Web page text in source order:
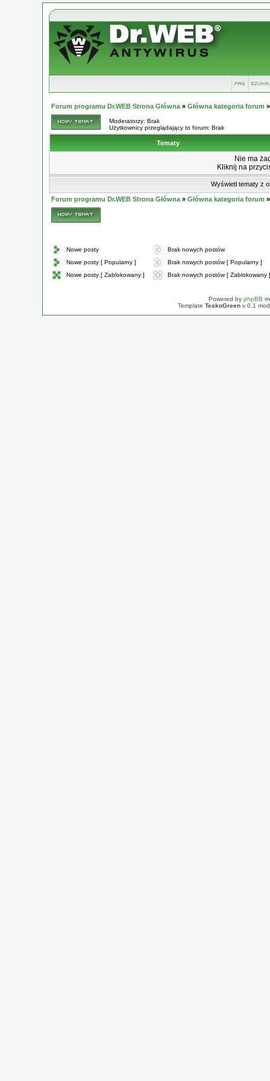
Forum programu Dr.WEB Strona Główna » Główna kategoria forum
Moderatorzy: Brak
Użytkownicy przeglądający to forum: Brak
Tematy
Nie ma
Kliknij na
Wyświetl tematy z
Forum programu Dr.WEB Strona Główna » Główna kategoria forum
Nowe posty
Brak nowych postów
Nowe posty [ Popularny ]
Brak nowych postów [ Popularny ]
Nowe posty [ Zablokowany ]
Brak nowych postów [ Zablokowany ]
Powered by phpBB
Template TeskoGreen v 0.1